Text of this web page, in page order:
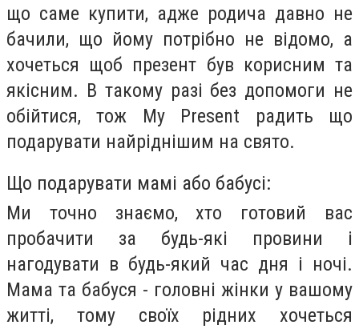
що саме купити, адже родича давно не
бачили, що йому потрібно не відомо, а
хочеться щоб презент був корисним та
якісним. В такому разі без допомоги не
обійтися, тож My Present радить що
подарувати найріднішим на свято.
Що подарувати мамі або бабусі:
Ми точно знаємо, хто готовий вас
пробачити за будь-які провини і
нагодувати в будь-який час дня і ночі.
Мама та бабуся - головні жінки у вашому
житті, тому своїх рідних хочеться